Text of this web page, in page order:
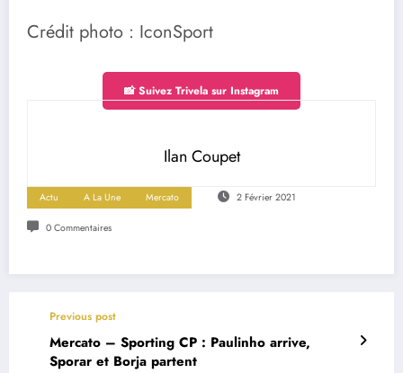
Crédit photo : IconSport
📸 Suivez Trivela sur Instagram
Ilan Coupet
Actu A La Une Mercato 2 Février 2021
0 Commentaires
Previous post
Mercato – Sporting CP : Paulinho arrive,
Sporar et Borja partent